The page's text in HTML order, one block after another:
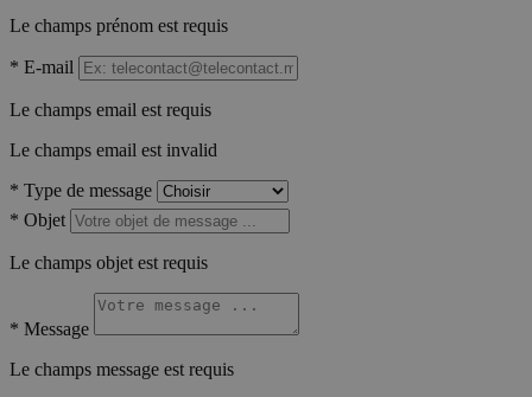
Le champs prénom est requis
* E-mail
Le champs email est requis
Le champs email est invalid
* Type de message
* Objet
Le champs objet est requis
* Message
Le champs message est requis